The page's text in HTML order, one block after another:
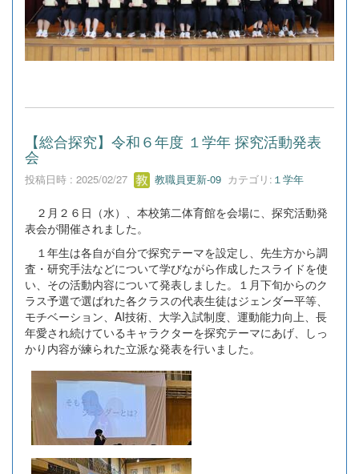
【総合探究】令和６年度 １学年 探究活動発表
会
投稿日時 : 2025/02/27 教職員更新-09 カテゴリ: １学年
２月２６日（水）、本校第二体育館を会場に、探究活動発
表会が開催されました。
１年生は各自が自分で探究テーマを設定し、先生方から調
査・研究手法などについて学びながら作成したスライドを使
い、その活動内容について発表しました。１月下旬からのク
ラス予選で選ばれた各クラスの代表生徒はジェンダー平等、
モチベーション、AI技術、大学入試制度、運動能力向上、長
年愛され続けているキャラクターを探究テーマにあげ、しっ
かり内容が練られた立派な発表を行いました。